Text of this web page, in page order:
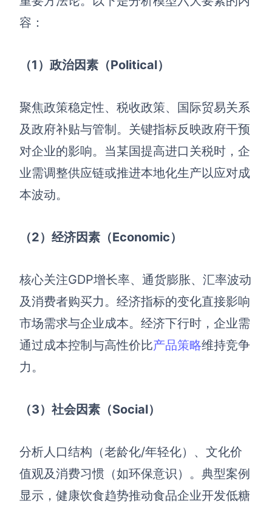
AI生成组织结构图
AI生成胜任力模型
数据分析与策略
AI生成用户画像
AI生成Smart分析
AI生成波士顿矩阵
AI生成4P营销理论模型
AI生成安索夫矩阵
AI生成Grow模型
AI生成AARRR模型
智能创作
AI生成PPT
AI生成图片
AI生成简历
模板社区
管理功能定制 · 专业部署方案
客户案例
容：
（1）政治因素（Political）
聚焦政策稳定性、税收政策、国际贸易关系
及政府补贴与管制。关键指标反映政府干预
对企业的影响。当某国提高进口关税时，企
业需调整供应链或推进本地化生产以应对成
本波动。
（2）经济因素（Economic）
核心关注GDP增长率、通货膨胀、汇率波动
及消费者购买力。经济指标的变化直接影响
市场需求与企业成本。经济下行时，企业需
通过成本控制与高性价比产品策略维持竞争
力。
（3）社会因素（Social）
分析人口结构（老龄化/年轻化）、文化价
值观及消费习惯（如环保意识）。典型案例
显示，健康饮食趋势推动食品企业开发低糖